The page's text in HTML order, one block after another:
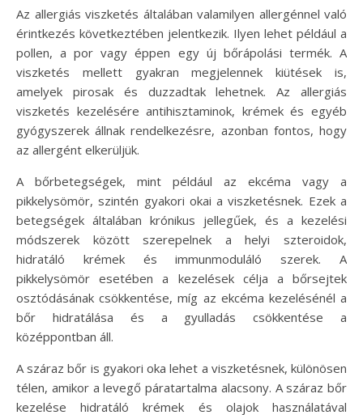
Az allergiás viszketés általában valamilyen allergénnel való
érintkezés következtében jelentkezik. Ilyen lehet például a
pollen, a por vagy éppen egy új bőrápolási termék. A
viszketés mellett gyakran megjelennek kiütések is,
amelyek pirosak és duzzadtak lehetnek. Az allergiás
viszketés kezelésére antihisztaminok, krémek és egyéb
gyógyszerek állnak rendelkezésre, azonban fontos, hogy
az allergént elkerüljük.
A bőrbetegségek, mint például az ekcéma vagy a
pikkelysömör, szintén gyakori okai a viszketésnek. Ezek a
betegségek általában krónikus jellegűek, és a kezelési
módszerek között szerepelnek a helyi szteroidok,
hidratáló krémek és immunmoduláló szerek. A
pikkelysömör esetében a kezelések célja a bőrsejtek
osztódásának csökkentése, míg az ekcéma kezelésénél a
bőr hidratálása és a gyulladás csökkentése a
középpontban áll.
A száraz bőr is gyakori oka lehet a viszketésnek, különösen
télen, amikor a levegő páratartalma alacsony. A száraz bőr
kezelése hidratáló krémek és olajok használatával